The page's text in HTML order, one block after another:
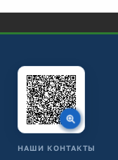
НАШИ КОНТАКТЫ